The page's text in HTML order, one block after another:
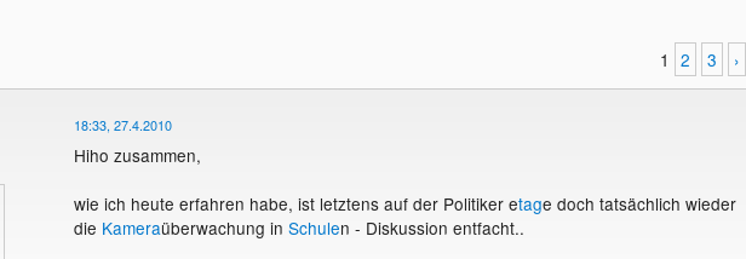
1 2 3 ›
18:33, 27.4.2010
Hiho zusammen,
wie ich heute erfahren habe, ist letztens auf der Politiker etage doch tatsächlich wieder
die Kameraüberwachung in Schulen - Diskussion entfacht..